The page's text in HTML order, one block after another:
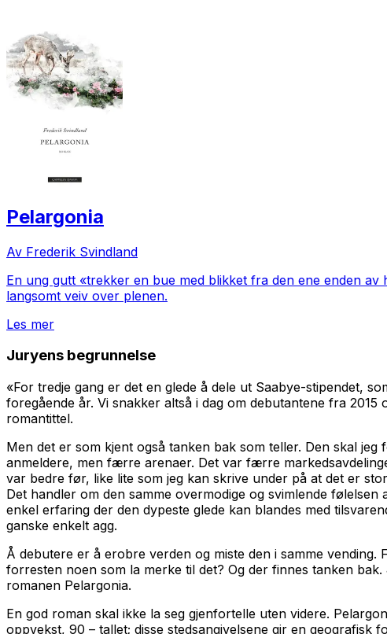
Pelargonia
Av Frederik Svindland
En ung gutt «trekker en bue med blikket fra den ene enden
langsomt veiv over plenen.
Les mer
Juryens begrunnelse
«For tredje gang er det en glede å dele ut Saabye-stipendet,
foregående år. Vi snakker altså i dag om debutantene fra
romantittel.
Men det er som kjent også tanken bak som teller. Den skal
anmeldere, men færre arenaer. Det var færre
var bedre før, like lite som jeg kan skrive under på at det er
Det handler om den samme overmodige og svimlende
enkel erfaring der den dypeste glede kan blandes med
ganske enkelt agg.
Å debutere er å erobre verden og miste den i samme
forresten noen som la merke til det? Og der finnes tanken
romanen Pelargonia.
En god roman skal ikke la seg gjenfortelle uten videre.
oppvekst, 90 – tallet; disse stedsangivelsene gir en